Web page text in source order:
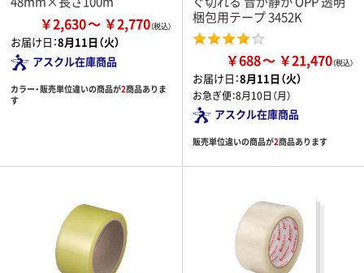
￥2,630 ￥2,770
お届け日：8月11日（火）
アスクル在庫商品
カラー・販売単位違いの商品が2商品ありま
す
梱包用テープ 3452K
￥688 ￥21,470
お届け日：8月11日（火）
お急ぎ便：8月10日（月）
アスクル在庫商品
販売単位違いの商品が2商品あります